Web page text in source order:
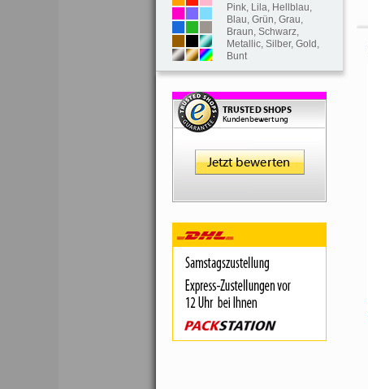
Pink, Lila, Hellblau,
Blau, Grün, Grau,
Braun, Schwarz,
Metallic, Silber, Gold ,
Bunt